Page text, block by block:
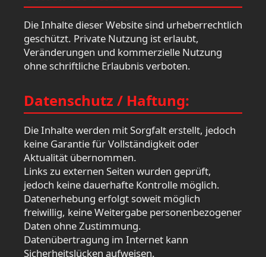
Die Inhalte dieser Website sind urheberrechtlich
geschützt. Private Nutzung ist erlaubt,
Veränderungen und kommerzielle Nutzung
ohne schriftliche Erlaubnis verboten.
Datenschutz / Haftung:
Die Inhalte werden mit Sorgfalt erstellt, jedoch
keine Garantie für Vollständigkeit oder
Aktualität übernommen.
Links zu externen Seiten wurden geprüft,
jedoch keine dauerhafte Kontrolle möglich.
Datenerhebung erfolgt soweit möglich
freiwillig, keine Weitergabe personenbezogener
Daten ohne Zustimmung.
Datenübertragung im Internet kann
Sicherheitslücken aufweisen.